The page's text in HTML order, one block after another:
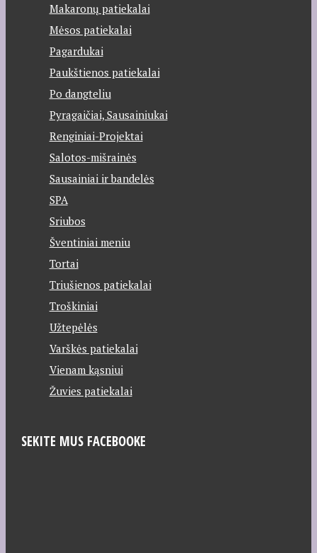
Makaronų patiekalai
Mėsos patiekalai
Pagardukai
Paukštienos patiekalai
Po dangteliu
Pyragaičiai, Sausainiukai
Renginiai-Projektai
Salotos-mišrainės
Sausainiai ir bandelės
SPA
Sriubos
Šventiniai meniu
Tortai
Triušienos patiekalai
Troškiniai
Užtepėlės
Varškės patiekalai
Vienam kąsniui
Žuvies patiekalai
SEKITE MUS FACEBOOKE